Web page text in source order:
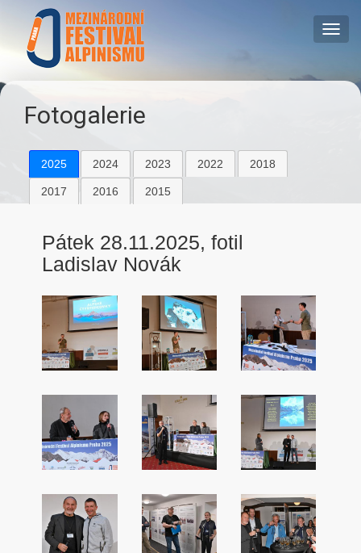
hlavnímu
obsahu
Fotogalerie
2025 2024 2023 2022 2018
2017 2016 2015
Pátek 28.11.2025, fotil
Ladislav Novák